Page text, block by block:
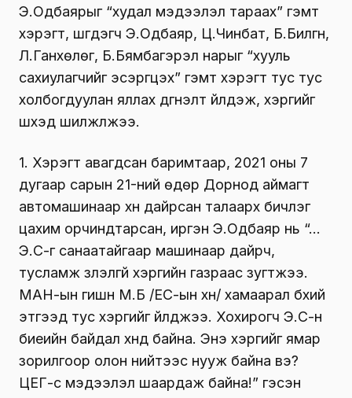
Э.Одбаярыг “худал мэдээлэл тараах” гэмт
хэрэгт, шүүгдэгч Э.Одбаяр, Ц.Чинбат, Б.Билгүүн,
Л.Ганхөлөг, Б.Бямбагэрэл нарыг “хууль
сахиулагчийг эсэргүүцэх” гэмт хэрэгт тус тус
холбогдуулан яллах дүгнэлт үйлдэж, хэргийг
шүүхэд шилжүүлжээ.
1. Хэрэгт авагдсан баримтаар, 2021 оны 7
дугаар сарын 21-ний өдөр Дорнод аймагт
автомашинаар хүн дайрсан талаарх бичлэг
цахим орчиндтарсан, иргэн Э.Одбаяр нь “…
Э.С-г санаатайгаар машинаар дайрч,
тусламж үзүүлэлгүй хэргийн газраас зугтжээ.
МАН-ын гишүүн М.Б /ЕС-ын хүн/ хамаарал бүхий
этгээд тус хэргийг үйлджээ. Хохирогч Э.С-н
биеийн байдал хүнд байна. Энэ хэргийг ямар
зорилгоор олон нийтээс нууж байна вэ?
ЦЕГ-с мэдээлэл шаардаж байна!” гэсэн